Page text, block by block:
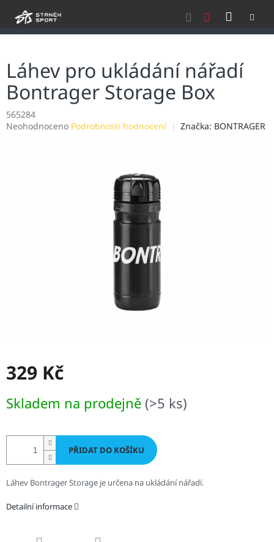
Láhev pro ukládání nářadí
Bontrager Storage Box
565284
Průměrné
Neohodnoceno Podrobnosti hodnocení Značka: BONTRAGER
329 Kč
cena:
Skladem na prodejně (>5 ks)
PŘIDAT DO KOŠÍKU
Láhev Bontrager Storage je určena na ukládání nářadí.
Detailní informace